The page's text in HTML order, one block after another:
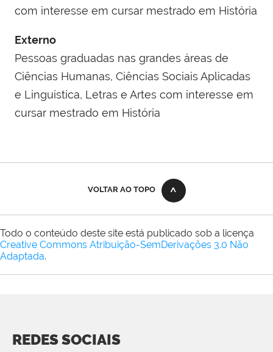
com interesse em cursar mestrado em História
Externo
Pessoas graduadas nas grandes áreas de
Ciências Humanas, Ciências Sociais Aplicadas
e Linguística, Letras e Artes com interesse em
cursar mestrado em História
VOLTAR AO TOPO
Todo o conteúdo deste site está publicado sob a licença
Creative Commons Atribuição-SemDerivações 3.0 Não
Adaptada.
REDES SOCIAIS